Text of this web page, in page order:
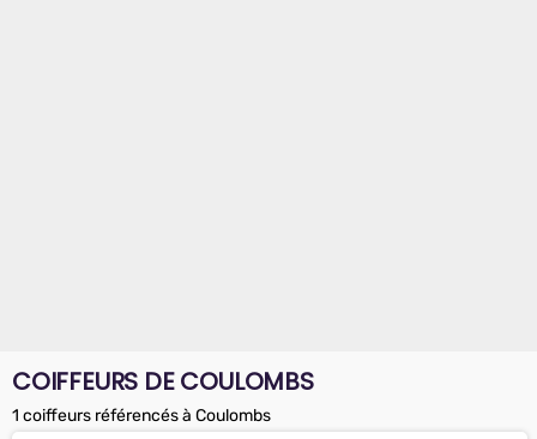
COIFFEURS DE COULOMBS
1 coiffeurs référencés à Coulombs